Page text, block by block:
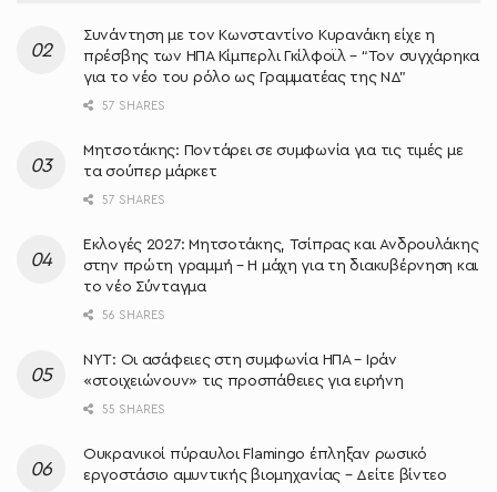
Συνάντηση με τον Κωνσταντίνο Κυρανάκη είχε η
πρέσβης των ΗΠΑ Κίμπερλι Γκίλφοϊλ – “Τον συγχάρηκα
για το νέο του ρόλο ως Γραμματέας της ΝΔ”
57 SHARES
Μητσοτάκης: Ποντάρει σε συμφωνία για τις τιμές με
τα σούπερ μάρκετ
57 SHARES
Εκλογές 2027: Μητσοτάκης, Τσίπρας και Ανδρουλάκης
στην πρώτη γραμμή – Η μάχη για τη διακυβέρνηση και
το νέο Σύνταγμα
56 SHARES
NYT: Οι ασάφειες στη συμφωνία ΗΠΑ – Ιράν
«στοιχειώνουν» τις προσπάθειες για ειρήνη
55 SHARES
Ουκρανικοί πύραυλοι Flamingo έπληξαν ρωσικό
εργοστάσιο αμυντικής βιομηχανίας – Δείτε βίντεο